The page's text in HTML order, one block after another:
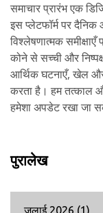
समाचार प्रारंभ एक
इस प्लेटफॉर्म पर
विश्लेषणात्मक
कोने से सच्ची और
आर्थिक घटनाएँ, खेल
करता है। हम तत्काल
हमेशा अपडेट रखा जा
पुरालेख
जुलाई 2026 (1)